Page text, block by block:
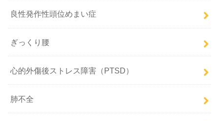
良性発作性頭位めまい症
ぎっくり腰
心的外傷後ストレス障害（PTSD）
肺不全